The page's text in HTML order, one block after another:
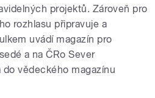
projektů. Zároveň pro
rozhlasu připravuje a
uvádí magazín pro
a na ČRo Sever
vědeckého magazínu